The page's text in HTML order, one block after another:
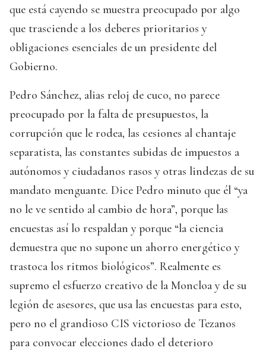
que está cayendo se muestra preocupado por algo
que trasciende a los deberes prioritarios y
obligaciones esenciales de un presidente del
Gobierno.
Pedro Sánchez, alias reloj de cuco, no parece
preocupado por la falta de presupuestos, la
corrupción que le rodea, las cesiones al chantaje
separatista, las constantes subidas de impuestos a
autónomos y ciudadanos rasos y otras lindezas de su
mandato menguante. Dice Pedro minuto que él “ya
no le ve sentido al cambio de hora”, porque las
encuestas así lo respaldan y porque “la ciencia
demuestra que no supone un ahorro energético y
trastoca los ritmos biológicos”. Realmente es
supremo el esfuerzo creativo de la Moncloa y de su
legión de asesores, que usa las encuestas para esto,
pero no el grandioso CIS victorioso de Tezanos
para convocar elecciones dado el deterioro